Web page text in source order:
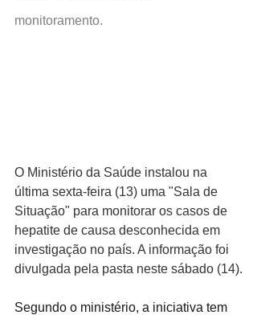
monitoramento.
O Ministério da Saúde instalou na
última sexta-feira (13) uma "Sala de
Situação" para monitorar os casos de
hepatite de causa desconhecida em
investigação no país. A informação foi
divulgada pela pasta neste sábado (14).
Segundo o ministério, a iniciativa tem